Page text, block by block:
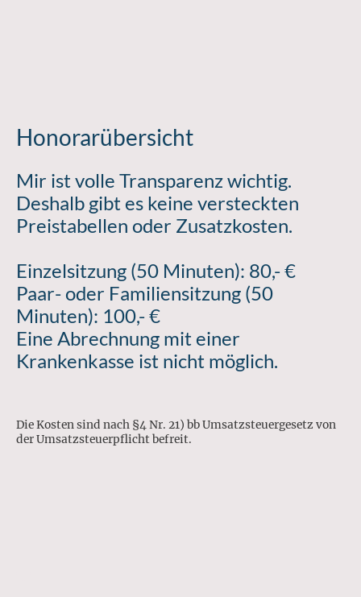
Honorarübersicht
Mir ist volle Transparenz wichtig.
Deshalb gibt es keine versteckten
Preistabellen oder Zusatzkosten.
Einzelsitzung (50 Minuten): 80,- €
Paar- oder Familiensitzung (50
Minuten): 100,- €
Eine Abrechnung mit einer
Krankenkasse ist nicht möglich.
Die Kosten sind nach §4 Nr. 21) bb Umsatzsteuergesetz von
der Umsatzsteuerpflicht befreit.